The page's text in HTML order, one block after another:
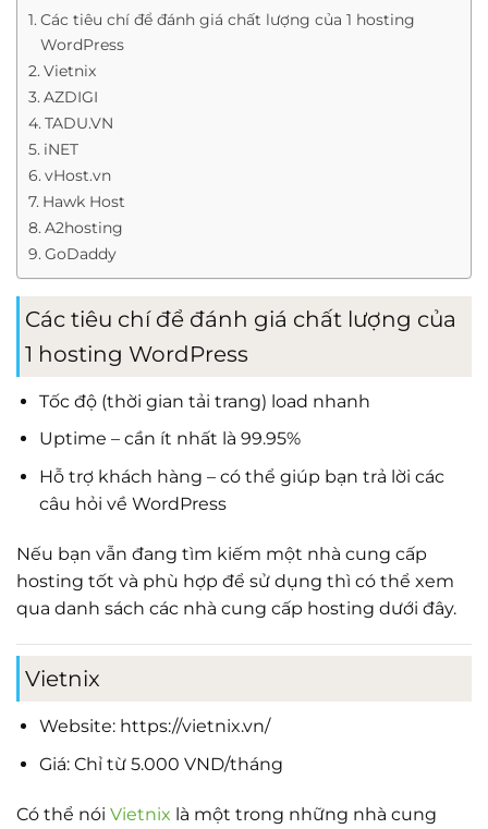
Các tiêu chí để đánh giá chất lượng của 1 hosting
WordPress
Vietnix
AZDIGI
TADU.VN
iNET
vHost.vn
Hawk Host
A2hosting
GoDaddy
Các tiêu chí để đánh giá chất lượng của
1 hosting WordPress
Tốc độ (thời gian tải trang) load nhanh
Uptime – cần ít nhất là 99.95%
Hỗ trợ khách hàng – có thể giúp bạn trả lời các
câu hỏi về WordPress
Nếu bạn vẫn đang tìm kiếm một nhà cung cấp
hosting tốt và phù hợp để sử dụng thì có thể xem
qua danh sách các nhà cung cấp hosting dưới đây.
Vietnix
Website: https://vietnix.vn/
Giá: Chỉ từ 5.000 VND/tháng
Có thể nói Vietnix là một trong những nhà cung